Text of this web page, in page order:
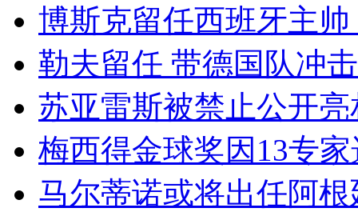
博斯克留任西班牙主
勒夫留任 带德国队冲
苏亚雷斯被禁止公开亮
梅西得金球奖因13专
马尔蒂诺或将出任阿